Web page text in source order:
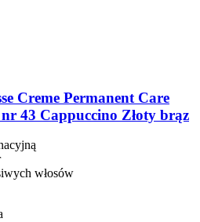
Creme Permanent Care
43 Cappuccino Złoty brąz
włosów